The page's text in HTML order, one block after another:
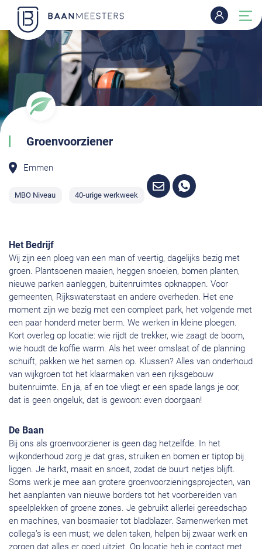
Groenvoorziener
Emmen
MBO Niveau 40-urige werkweek
Het Bedrijf
Wij zijn een ploeg van een man of veertig, dagelijks bezig met
groen. Plantsoenen maaien, heggen snoeien, bomen planten,
nieuwe parken aanleggen, buitenruimtes opknappen. Voor
gemeenten, Rijkswaterstaat en andere overheden. Het ene
moment zijn we bezig met een compleet park, het volgende met
een paar honderd meter berm. We werken in kleine ploegen.
Kort overleg op locatie: wie rijdt de trekker, wie zaagt de boom,
wie houdt de koffie warm. Als het weer omslaat of de planning
schuift, pakken we het samen op. Klussen? Alles van onderhoud
van wijkgroen tot het klaarmaken van een rijksgebouw
buitenruimte. En ja, af en toe vliegt er een spade langs je oor,
dat is geen ongeluk, dat is gewoon: even doorgaan!
De Baan
Bij ons als groenvoorziener is geen dag hetzelfde. In het
wijkonderhoud zorg je dat gras, struiken en bomen er tiptop bij
liggen. Je harkt, maait en snoeit, zodat de buurt netjes blijft.
Soms werk je mee aan grotere groenvoorzieningsprojecten, van
het aanplanten van nieuwe borders tot het voorbereiden van
speelplekken of groene zones. Je gebruikt allerlei gereedschap
en machines, van bosmaaier tot bladblazer. Samenwerken met
collega’s is een must; we delen taken, helpen bij zwaar werk en
zorgen dat alles er goed uitziet. Op locatie heb je contact met